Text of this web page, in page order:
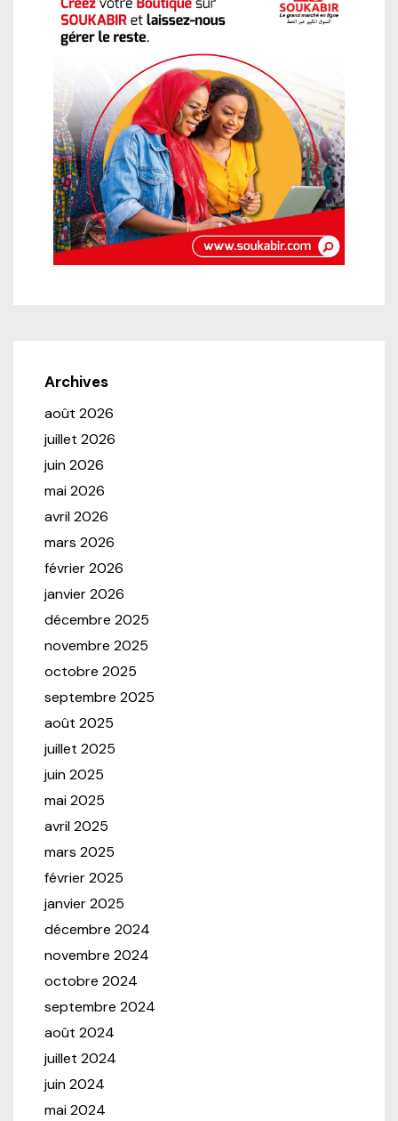
Archives
août 2026
juillet 2026
juin 2026
mai 2026
avril 2026
mars 2026
février 2026
janvier 2026
décembre 2025
novembre 2025
octobre 2025
septembre 2025
août 2025
juillet 2025
juin 2025
mai 2025
avril 2025
mars 2025
février 2025
janvier 2025
décembre 2024
novembre 2024
octobre 2024
septembre 2024
août 2024
juillet 2024
juin 2024
mai 2024